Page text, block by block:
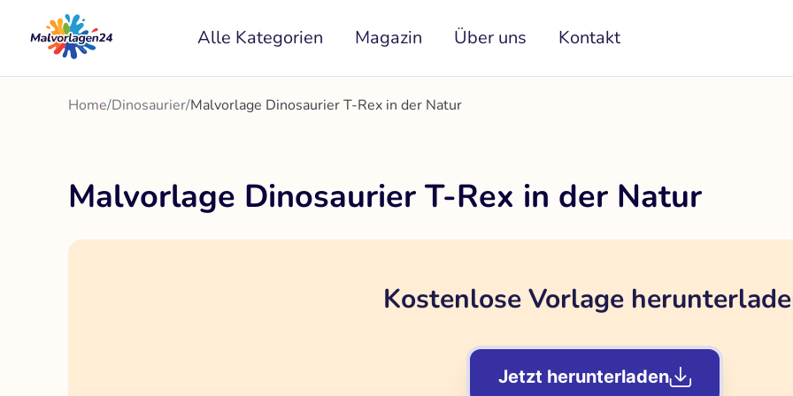
Inhalt
springen
Alle Kategorien Magazin Über uns Kontakt
Home/Dinosaurier/Malvorlage Dinosaurier T-Rex in der Natur
Malvorlage Dinosaurier T-Rex in der Natur
Kostenlose Vorlage
Jetzt herunterladen